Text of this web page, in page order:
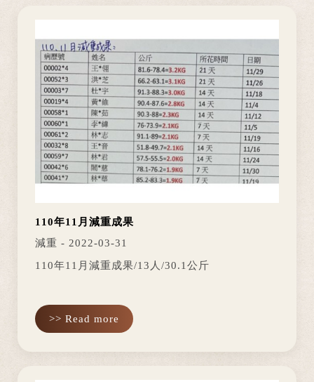
110年11月減重成果
減重 - 2022-03-31
110年11月減重成果/13人/30.1公斤
>> Read more